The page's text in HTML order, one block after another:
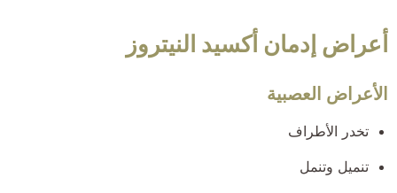
أعراض إدمان أكسيد النيتروز
الأعراض العصبية
تخدر الأطراف
تنميل وتنمل